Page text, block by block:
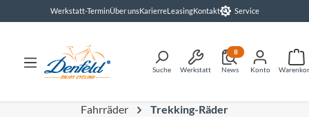
springenWerkstatt-TerminÜber unsKarierreLeasingKontakt Service
Suche Werkstatt News
8
Konto
Fahrräder Trekking-Räder